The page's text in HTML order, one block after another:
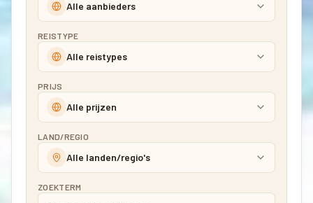
Alle aanbieders
REISTYPE
Alle reistypes
PRIJS
Alle prijzen
LAND/REGIO
Alle landen/regio's
ZOEKTERM